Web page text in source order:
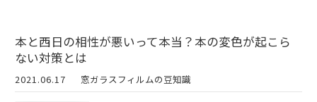
本と西日の相性が悪いって本当？本の変色が起こら
ない対策とは
2021.06.17 窓ガラスフィルムの豆知識